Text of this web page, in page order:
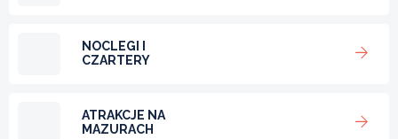
NOCLEGI I
CZARTERY
ATRAKCJE NA
MAZURACH